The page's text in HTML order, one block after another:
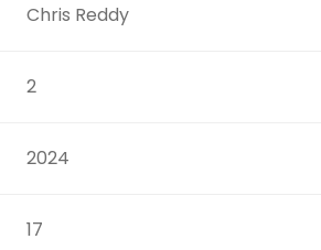
Chris Reddy
2
2024
17